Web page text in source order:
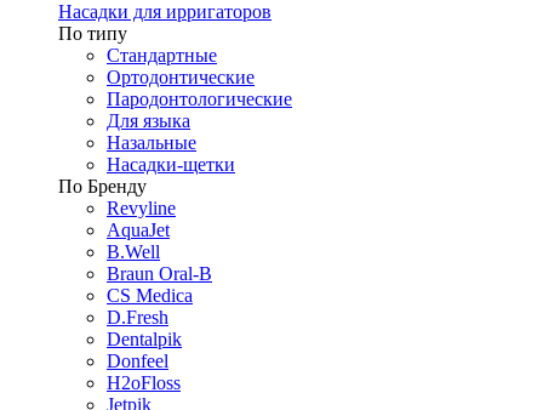
Насадки для ирригаторов
По типу
Стандартные
Ортодонтические
Пародонтологические
Для языка
Назальные
Насадки-щетки
По Бренду
Revyline
AquaJet
B.Well
Braun Oral-B
CS Medica
D.Fresh
Dentalpik
Donfeel
H2oFloss
Jetpik